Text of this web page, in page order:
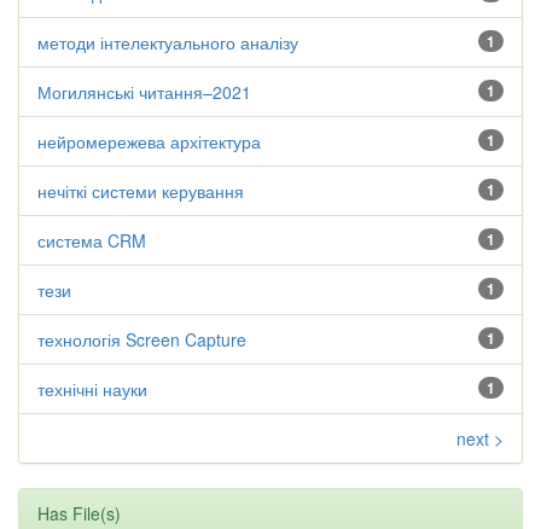
1
методи інтелектуального аналізу
1
Могилянські читання–2021
1
нейромережева архітектура
1
нечіткі системи керування
1
система CRM
1
тези
1
технологія Screen Capture
1
технічні науки
next >
Has File(s)